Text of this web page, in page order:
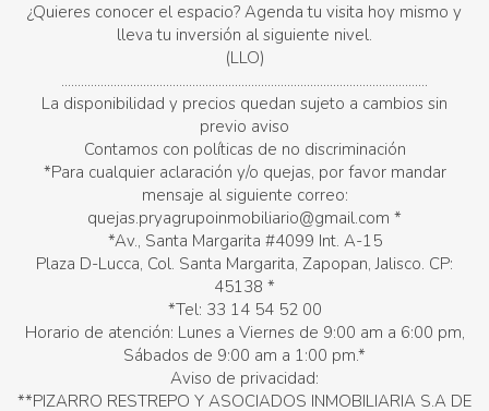
¿Quieres conocer el espacio? Agenda tu visita hoy mismo y
lleva tu inversión al siguiente nivel.
(LLO)
................................................................................................................
La disponibilidad y precios quedan sujeto a cambios sin
previo aviso
Contamos con políticas de no discriminación
*Para cualquier aclaración y/o quejas, por favor mandar
mensaje al siguiente correo:
quejas.pryagrupoinmobiliario@gmail.com *
*Av., Santa Margarita #4099 Int. A-15
Plaza D-Lucca, Col. Santa Margarita, Zapopan, Jalisco. CP:
45138 *
*Tel: 33 14 54 52 00
Horario de atención: Lunes a Viernes de 9:00 am a 6:00 pm,
Sábados de 9:00 am a 1:00 pm.*
Aviso de privacidad:
**PIZARRO RESTREPO Y ASOCIADOS INMOBILIARIA S.A DE